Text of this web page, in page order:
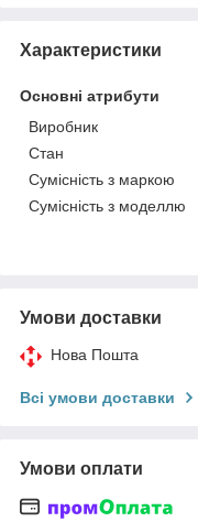
Характеристики
Основні атрибути
Виробник
Стан
Сумісність з маркою
Сумісність з моделлю
Умови доставки
Нова Пошта
Всі умови доставки
Умови оплати